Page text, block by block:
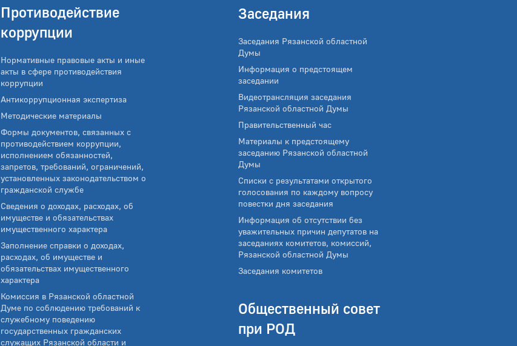
Противодействие
коррупции
Нормативные правовые акты и иные
акты в сфере противодействия
коррупции
Антикоррупционная экспертиза
Методические материалы
Формы документов, связанных с
противодействием коррупции,
исполнением обязанностей,
запретов, требований, ограничений,
установленных законодательством о
гражданской службе
Сведения о доходах, расходах, об
имуществе и обязательствах
имущественного характера
Заполнение справки о доходах,
расходах, об имуществе и
обязательствах имущественного
характера
Комиссия в Рязанской областной
Думе по соблюдению требований к
служебному поведению
государственных гражданских
служащих Рязанской области и
Заседания
Заседания Рязанской областной
Думы
Информация о предстоящем
заседании
Видеотрансляция заседания
Рязанской областной Думы
Правительственный час
Материалы к предстоящему
заседанию Рязанской областной
Думы
Списки с результатами открытого
голосования по каждому вопросу
повестки дня заседания
Информация об отсутствии без
уважительных причин депутатов на
заседаниях комитетов, комиссий,
Рязанской областной Думы
Заседания комитетов
Общественный совет
при РОД